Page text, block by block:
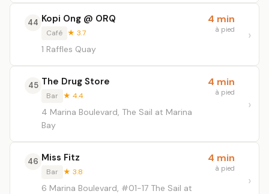
44 Kopi Ong @ ORQ
Café ★ 3.7
1 Raffles Quay
4 min
à pied
45 The Drug Store
Bar ★ 4.4
4 Marina Boulevard, The Sail at Marina
Bay
4 min
à pied
46 Miss Fitz
Bar ★ 3.8
6 Marina Boulevard, #01-17 The Sail at
4 min
à pied